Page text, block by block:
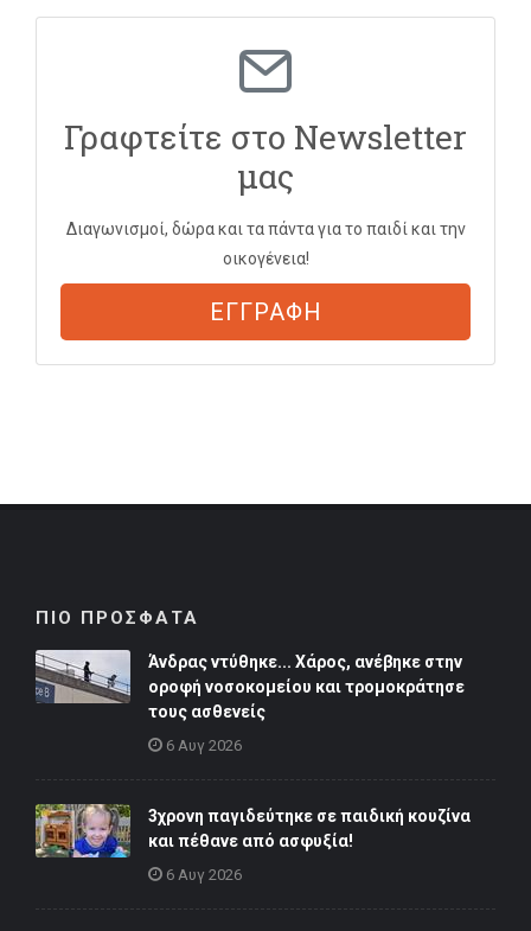
Γραφτείτε στο Newsletter
μας
Διαγωνισμοί, δώρα και τα πάντα για το παιδί και την
οικογένεια!
ΕΓΓΡΑΦΗ
ΠΙΟ ΠΡΟΣΦΑΤΑ
Άνδρας ντύθηκε... Χάρος, ανέβηκε στην
οροφή νοσοκομείου και τρομοκράτησε
τους ασθενείς
6 Αυγ 2026
3χρονη παγιδεύτηκε σε παιδική κουζίνα
και πέθανε από ασφυξία!
6 Αυγ 2026